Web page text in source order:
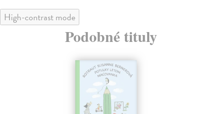
High-contrast mode
Podobné tituly